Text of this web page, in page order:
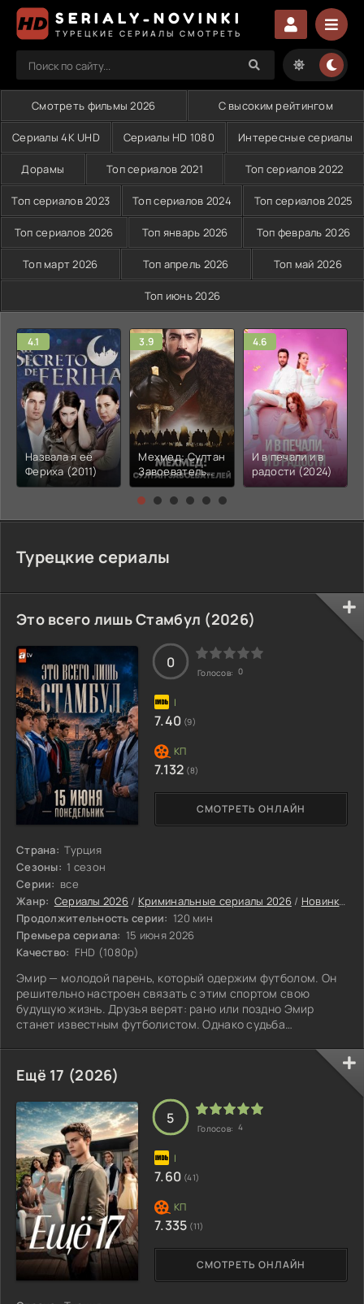
SERIALY-NOVINKI
ТУРЕЦКИЕ СЕРИАЛЫ СМОТРЕТЬ
Смотреть фильмы 2026 С высоким рейтингом
Сериалы 4K UHD Сериалы HD 1080 Интересные сериалы
Дорамы Топ сериалов 2021 Топ сериалов 2022
Топ сериалов 2023 Топ сериалов 2024 Топ сериалов 2025
Топ сериалов 2026 Топ январь 2026 Топ февраль 2026
Топ март 2026 Топ апрель 2026 Топ май 2026
Топ июнь 2026
4.1
Назвала я её
Фериха (2011)
3.9
Мехмед: Султан
Завоеватель
(2025-2026)
4.6
И в печали и в
радости (2024)
Турецкие сериалы
Это всего лишь Стамбул (2026)
Страна: Турция
Сезоны: 1 сезон
Серии: все
Жанр: Сериалы 2026 / Криминальные сериалы 2026/ Новинки сериалов 2026
Продолжительность серии: 120 мин
Премьера сериала: 15 июня 2026
Качество: FHD (1080p)
Эмир — молодой парень, который одержим футболом. Он
решительно настроен связать с этим спортом свою
будущую жизнь. Друзья верят: рано или поздно Эмир
станет известным футболистом. Однако судьба
переворачивает его жизнь с ног на голову. Теперь Эмиру
нужно сделать непростой выбор: собрать силу воли в
кулак и вернуться к прежней жизни — или просто сдаться
и плыть по течению.
СМОТРЕТЬ ОНЛАЙН
0
Голосов: 0
7.40 (9)
7.132 (8)
Ещё 17 (2026)
СМОТРЕТЬ ОНЛАЙН
5
Голосов: 4
7.60 (41)
7.335 (11)